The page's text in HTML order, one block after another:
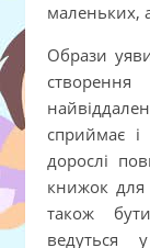
маленьких,
Образи
сприймає
дорослі
книжок для
також
ведуться